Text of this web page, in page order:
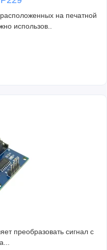
на печатной
использов..
преобразовать сигнал с